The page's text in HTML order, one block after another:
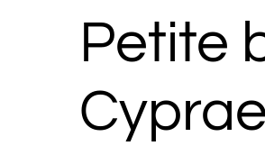
Petite